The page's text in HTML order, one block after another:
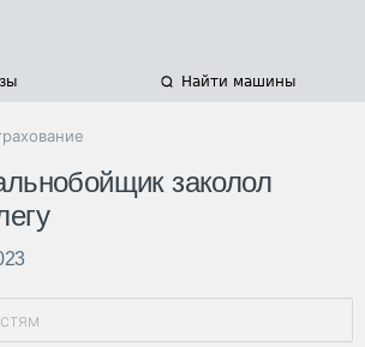
Найти машины
заколол